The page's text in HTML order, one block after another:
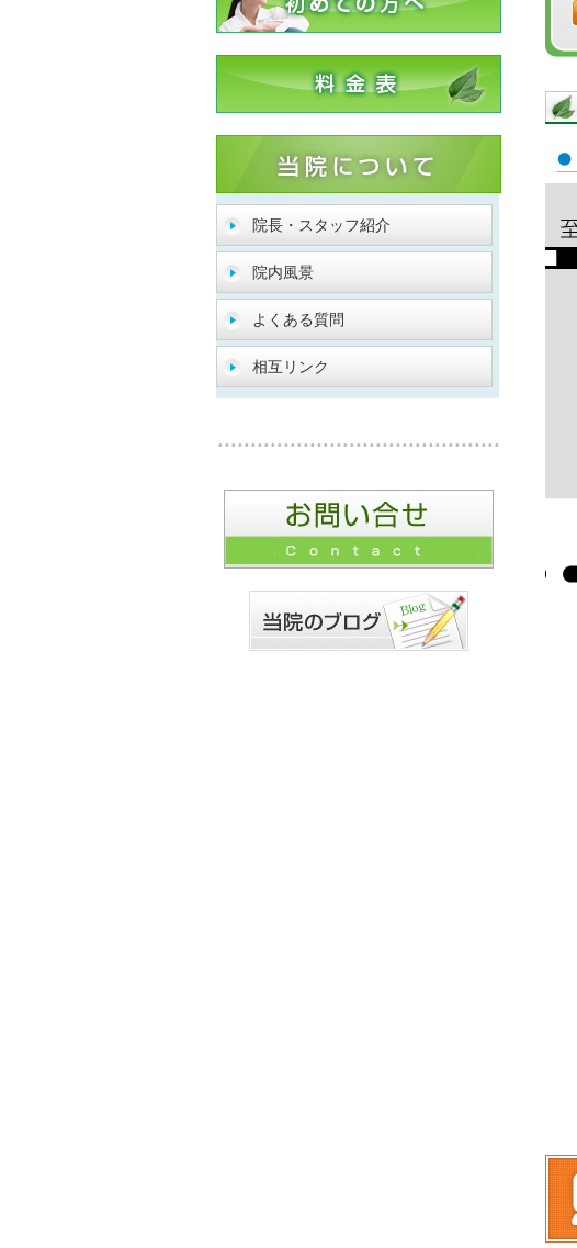
院長・スタッフ紹介
院内風景
よくある質問
相互リンク